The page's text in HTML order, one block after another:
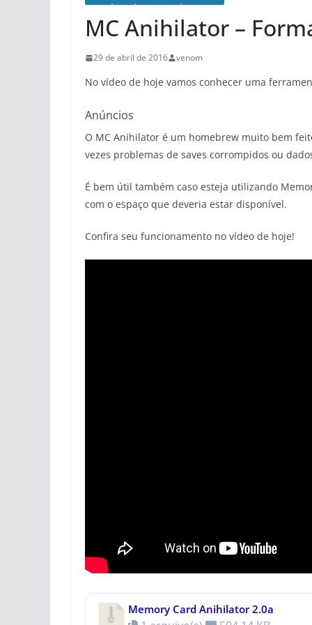
MC Anihilator –
29 de abril de 2016 venom
No vídeo de hoje vamos conhecer uma
Anúncios
O MC Anihilator é um homebrew muito bem
vezes problemas de saves corrompidos ou
É bem útil também caso esteja utilizando
com o espaço que deveria estar disponível.
Confira seu funcionamento no vídeo de hoje!
Memory Card Anihilator 2.0a